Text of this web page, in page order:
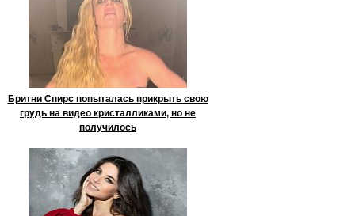
Бритни Спирс попыталась прикрыть свою
грудь на видео кристалликами, но не
получилось